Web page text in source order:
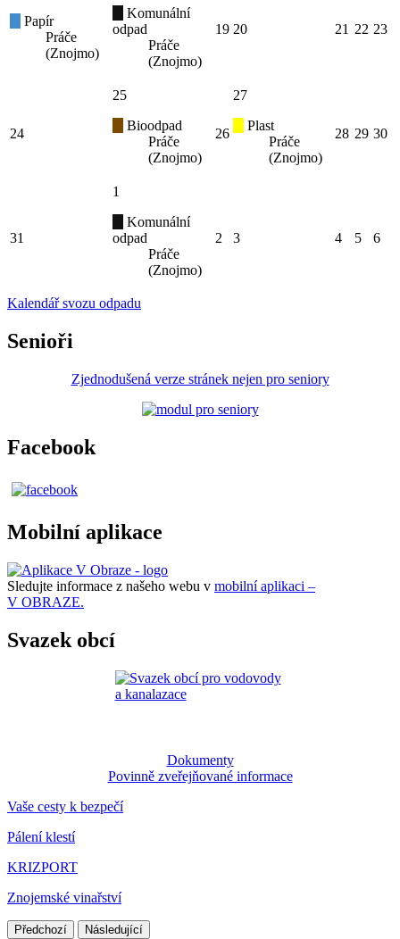
Papír
Práče
(Znojmo)
Komunální
odpad
Práče
(Znojmo)
19 20 21 22 23
24
25
Bioodpad
Práče
(Znojmo)
26
27
Plast
Práče
(Znojmo)
28 29 30
31
1
Komunální
odpad
Práče
(Znojmo)
2 3 4 5 6
Kalendář svozu odpadu
Senioři
Zjednodušená verze stránek nejen pro seniory
Facebook
Mobilní aplikace
Sledujte informace z našeho webu v mobilní aplikaci –
V OBRAZE.
Svazek obcí
Dokumenty
Povinně zveřejňované informace
Vaše cesty k bezpečí
Pálení klestí
KRIZPORT
Znojemské vinařství
Předchozí Následující